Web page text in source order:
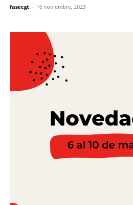
fasecgt - 16 noviembre, 2023